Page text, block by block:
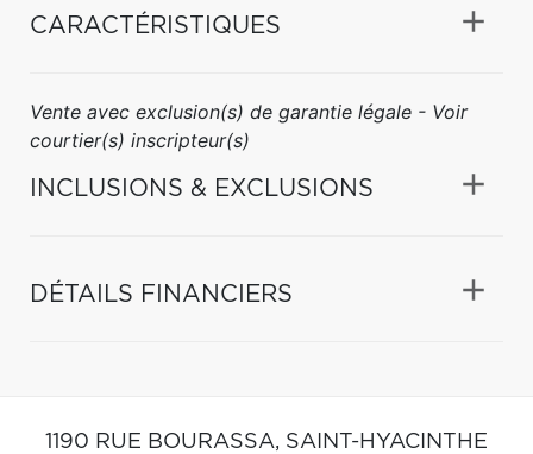
CARACTÉRISTIQUES
Vente avec exclusion(s) de garantie légale - Voir
courtier(s) inscripteur(s)
INCLUSIONS & EXCLUSIONS
DÉTAILS FINANCIERS
1190 RUE BOURASSA, SAINT-HYACINTHE